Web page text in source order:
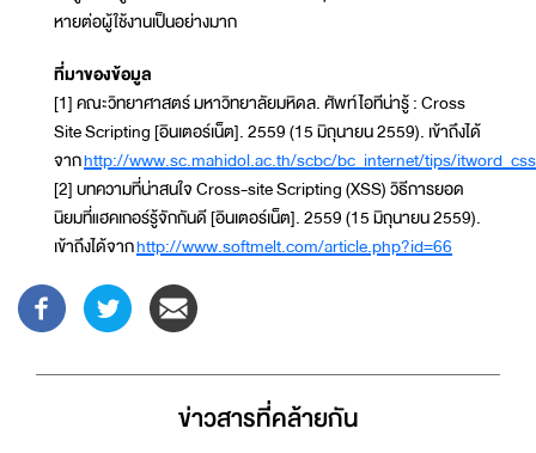
หายต่อผู้ใช้งานเป็นอย่างมาก
ที่มาของข้อมูล
[1] คณะวิทยาศาสตร์ มหาวิทยาลัยมหิดล. ศัพท์ไอทีน่ารู้ : Cross
Site Scripting [อินเตอร์เน็ต]. 2559 (15 มิถุนายน 2559). เข้าถึงได้
จากhttp://www.sc.mahidol.ac.th/scbc/bc_internet/tips/
[2] บทความที่น่าสนใจ Cross-site Scripting (XSS) วิธีการยอด
นิยมที่แฮคเกอร์รู้จักกันดี [อินเตอร์เน็ต]. 2559 (15 มิถุนายน 2559).
เข้าถึงได้จากhttp://www.softmelt.com/article.php?id=66
ข่าวสารที่่คล้ายกัน